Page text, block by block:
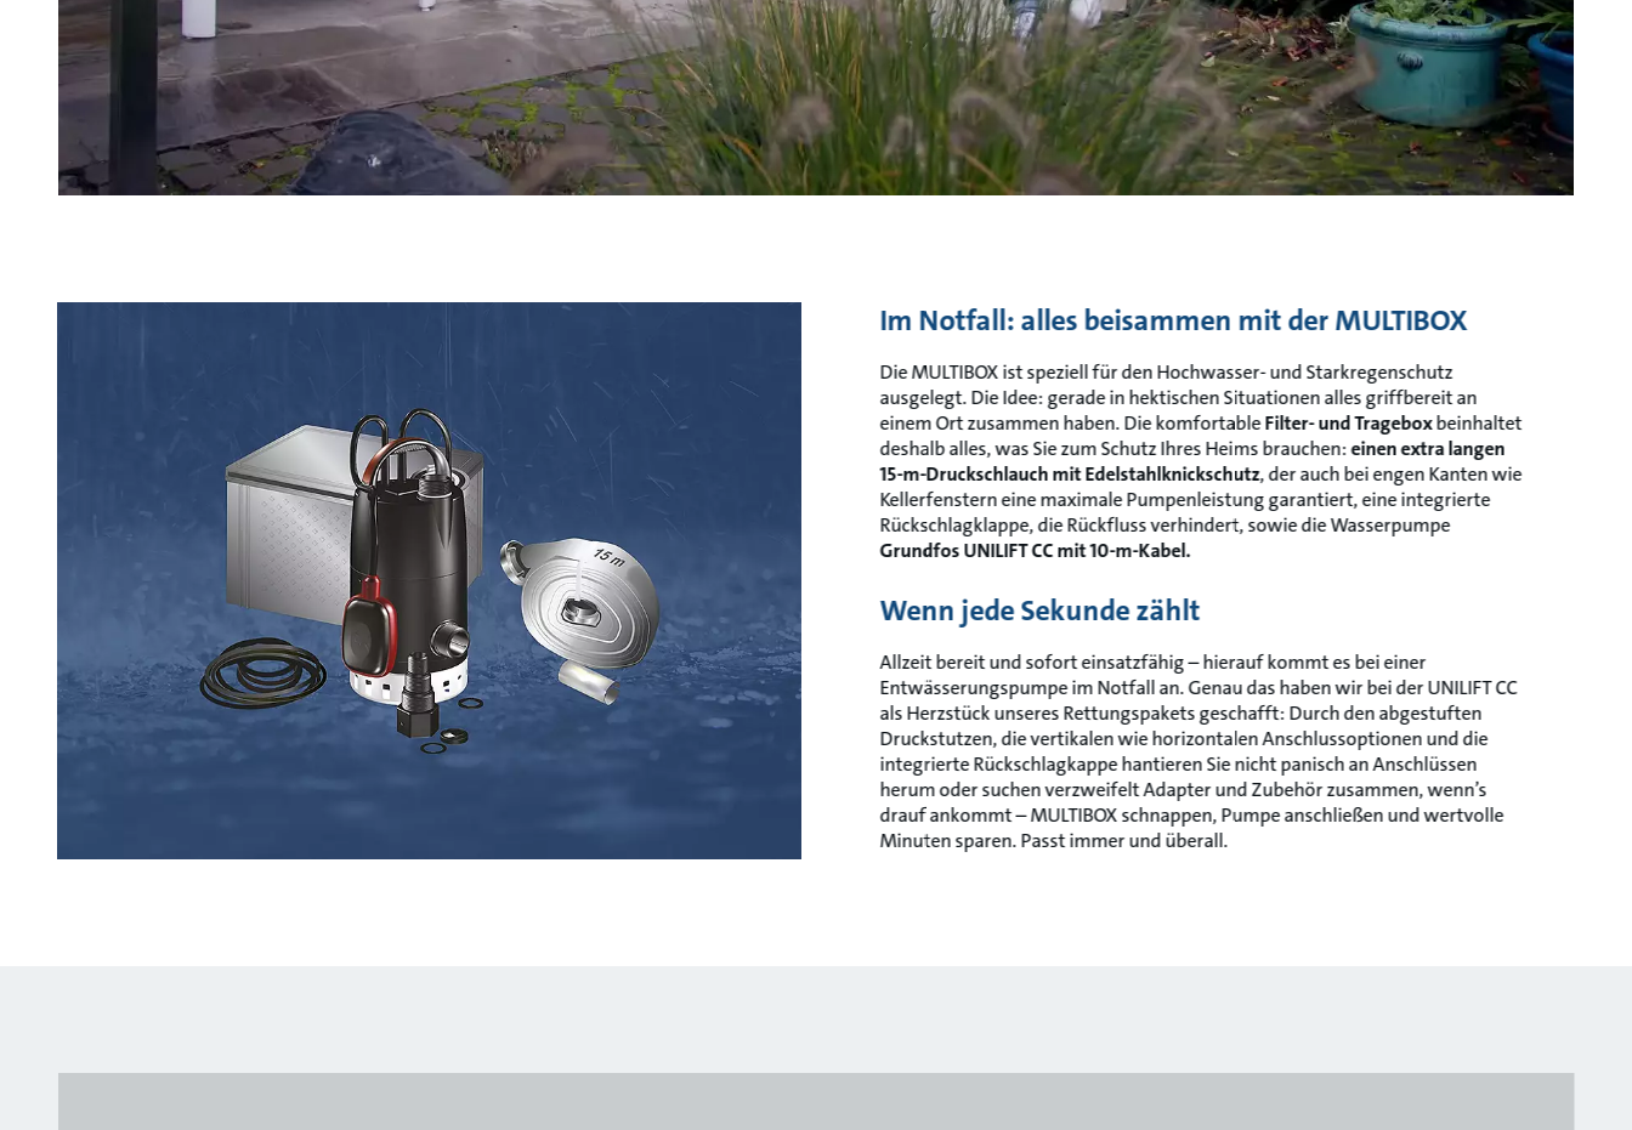
Im Notfall: alles beisammen mit der MULTIBOX
Die MULTIBOX ist speziell für den Hochwasser- und Starkregenschutz
ausgelegt. Die Idee: gerade in hektischen Situationen alles griffbereit an
einem Ort zusammen haben. Die komfortableFilter- und Trageboxbeinhaltet
deshalb alles, was Sie zum Schutz Ihres Heims brauchen:einen extra langen
15-m-Druckschlauch mit Edelstahlknickschutz, der auch bei engen Kanten wie
Kellerfenstern eine maximale Pumpenleistung garantiert, eine integrierte
Rückschlagklappe, die Rückfluss verhindert, sowie die Wasserpumpe
Grundfos UNILIFT CC mit 10-m-Kabel.
Wenn jede Sekunde zählt
Allzeit bereit und sofort einsatzfähig – hierauf kommt es bei einer
Entwässerungspumpe im Notfall an. Genau das haben wir bei der UNILIFT CC
als Herzstück unseres Rettungspakets geschafft: Durch den abgestuften
Druckstutzen, die vertikalen wie horizontalen Anschlussoptionen und die
integrierte Rückschlagkappe hantieren Sie nicht panisch an Anschlüssen
herum oder suchen verzweifelt Adapter und Zubehör zusammen, wenn’s
drauf ankommt – MULTIBOX schnappen, Pumpe anschließen und wertvolle
Minuten sparen. Passt immer und überall.